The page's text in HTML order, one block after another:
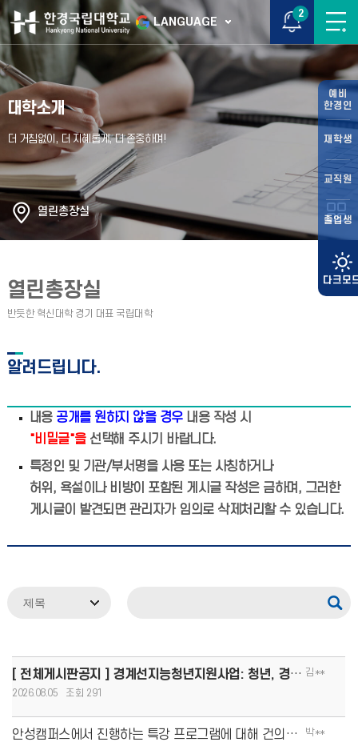
LANGUAGE
2
예비
한경인
재학생
교직원
졸업생
대학소개
열린총장실
열린총장실
알려드립니다.
내용 공개를 원하지 않을 경우내용 작성 시
"비밀글"을선택해 주시기 바랍니다.
특정인 및 기관/부서명을 사용 또는 사칭하거나
허위, 욕설이나 비방이 포함된 게시글 작성은 금하며, 그러한
게시글이 발견되면 관리자가 임의로 삭제처리할 수 있습니다.
[ 전체게시판공지 ] 경계선지능청년지원사업: 청년, 경계를 넘어 커리어 도약!(8.13.(목)까지 모집, 1인당 김**
2026.08.05
291
안성캠퍼스에서 진행하는 특강 프로그램에 대해 건의드립니다
박**